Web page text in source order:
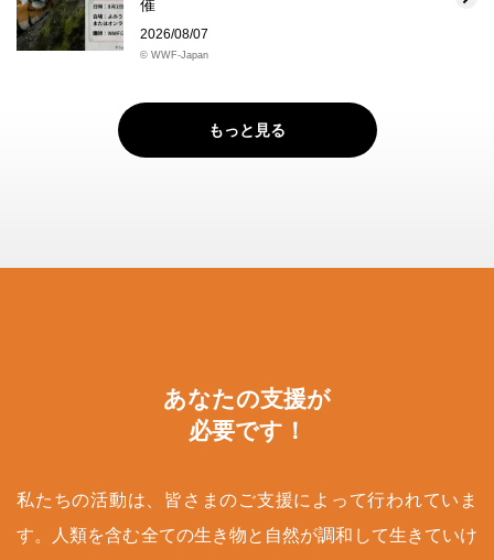
催
2026/08/07
© WWF-Japan
もっと見る
あなたの支援が
必要です！
私たちの活動は、皆さまのご支援によって行われていま
す。人類を含む全ての生き物と自然が調和して生きていけ